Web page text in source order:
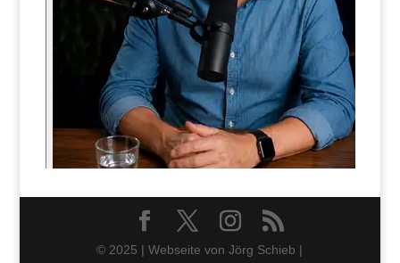
© 2025 | Webseite von Jörg Schieb |